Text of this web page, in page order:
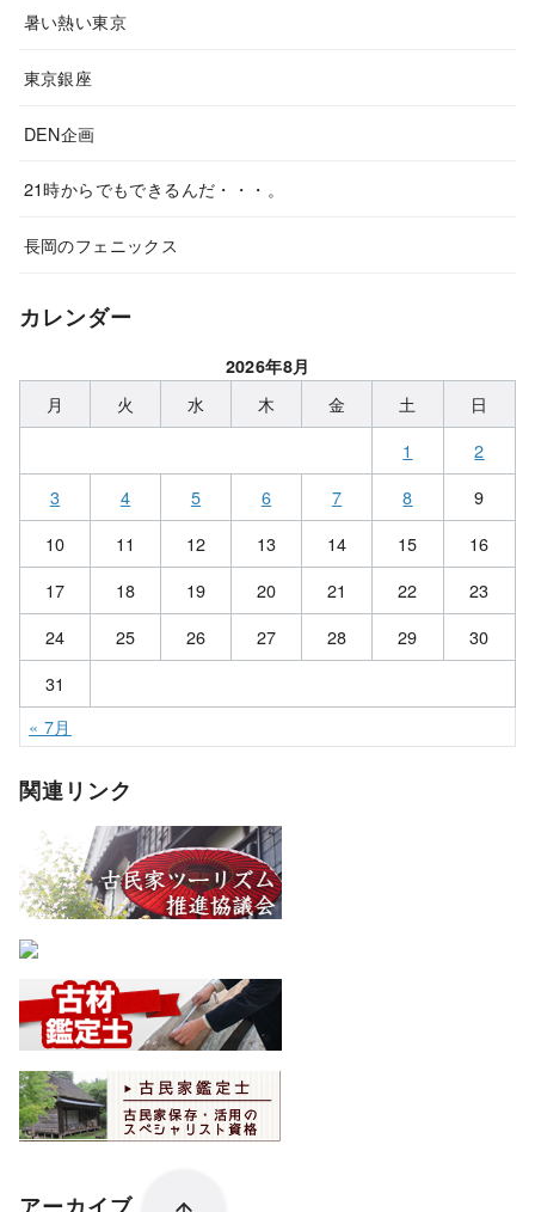
暑い熱い東京
東京銀座
DEN企画
21時からでもできるんだ・・・。
長岡のフェニックス
カレンダー
2026年8月
月 火 水 木 金 土
日
1
2
3
4 5 6 7 8
9
10
11 12 13 14 15
16
17
18 19 20 21 22
23
24
25 26 27 28 29
30
31
« 7月
関連リンク
アーカイブ